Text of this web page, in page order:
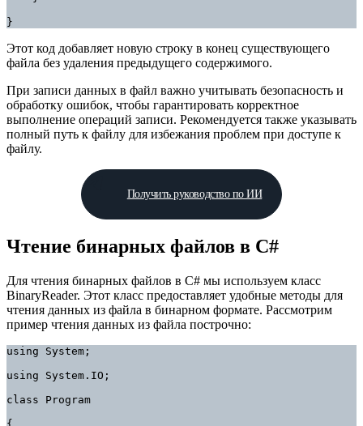
}
Этот код добавляет новую строку в конец существующего
файла без удаления предыдущего содержимого.
При записи данных в файл важно учитывать безопасность и
обработку ошибок, чтобы гарантировать корректное
выполнение операций записи. Рекомендуется также указывать
полный путь к файлу для избежания проблем при доступе к
файлу.
Получить руководство по ИИ
Чтение бинарных файлов в C#
Для чтения бинарных файлов в C# мы используем класс
BinaryReader. Этот класс предоставляет удобные методы для
чтения данных из файла в бинарном формате. Рассмотрим
пример чтения данных из файла построчно:
using System;
using System.IO;
class Program